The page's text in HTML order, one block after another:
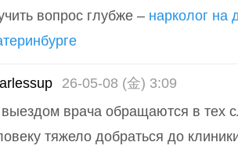
вопрос глубже – нарколог на
26-05-08 (金) 3:09
врача обращаются в тех
тяжело добраться до